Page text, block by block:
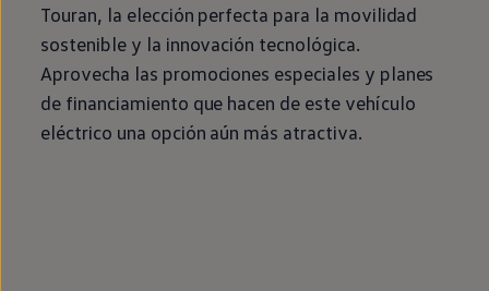
Touran, la elección perfecta para la movilidad
sostenible y la innovación tecnológica.
Aprovecha las promociones especiales y planes
de financiamiento que hacen de este vehículo
eléctrico una opción aún más atractiva.